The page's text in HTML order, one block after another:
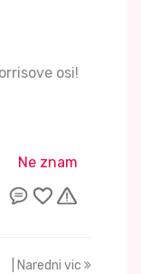
osi!
Ne znam
| Naredni vic